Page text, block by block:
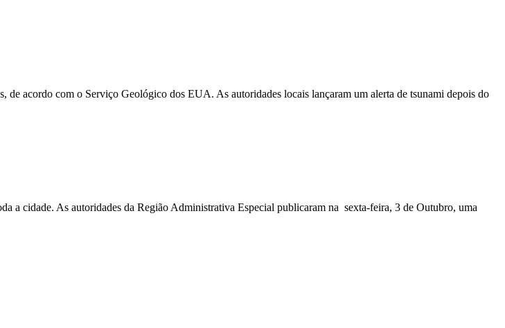
de acordo com o Serviço Geológico dos EUA. As autoridades locais lançaram um alerta de tsunami depois do
a cidade. As autoridades da Região Administrativa Especial publicaram na sexta-feira, 3 de Outubro, uma